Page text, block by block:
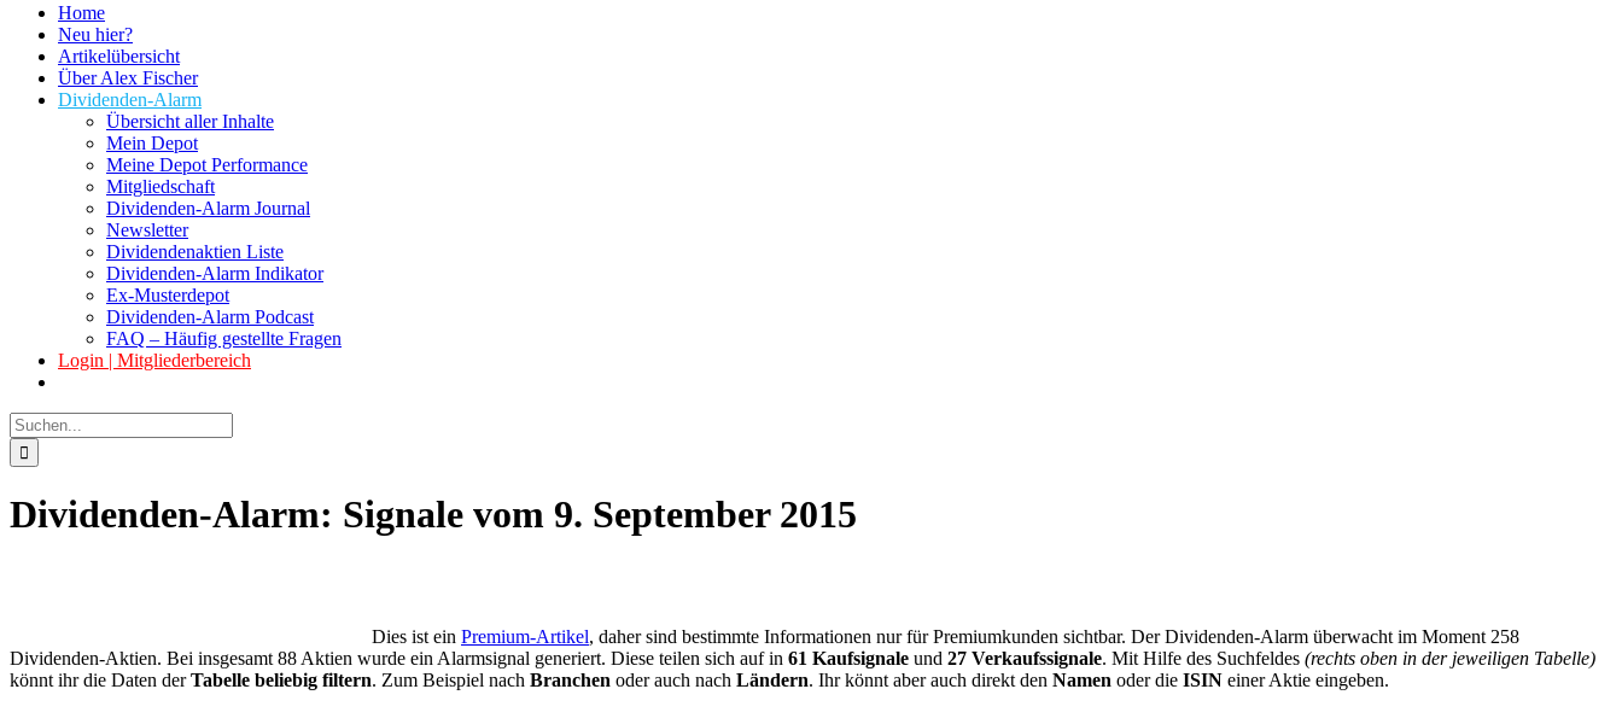
Home
Neu hier?
Artikelübersicht
Über Alex Fischer
Dividenden-Alarm
Übersicht aller Inhalte
Mein Depot
Meine Depot Performance
Mitgliedschaft
Dividenden-Alarm Journal
Newsletter
Dividendenaktien Liste
Dividenden-Alarm Indikator
Ex-Musterdepot
Dividenden-Alarm Podcast
FAQ – Häufig gestellte Fragen
Login | Mitgliederbereich
Suche
nach:
Dividenden-Alarm: Signale vom 9. September 2015
Dies ist ein Premium-Artikel, daher sind bestimmte Informationen nur für Premiumkunden sichtbar. Der Dividenden-Alarm überwacht im Moment 258
Dividenden-Aktien. Bei insgesamt 88 Aktien wurde ein Alarmsignal generiert. Diese teilen sich auf in 61 Kaufsignale und 27 Verkaufssignale. Mit Hilfe des Suchfeldes (rechts oben in der jeweiligen Tabelle)
könnt ihr die Daten derTabelle beliebig filtern. Zum Beispiel nach Branchen oder auch nach Ländern. Ihr könnt aber auch direkt den Namen oder die ISIN einer Aktie eingeben.